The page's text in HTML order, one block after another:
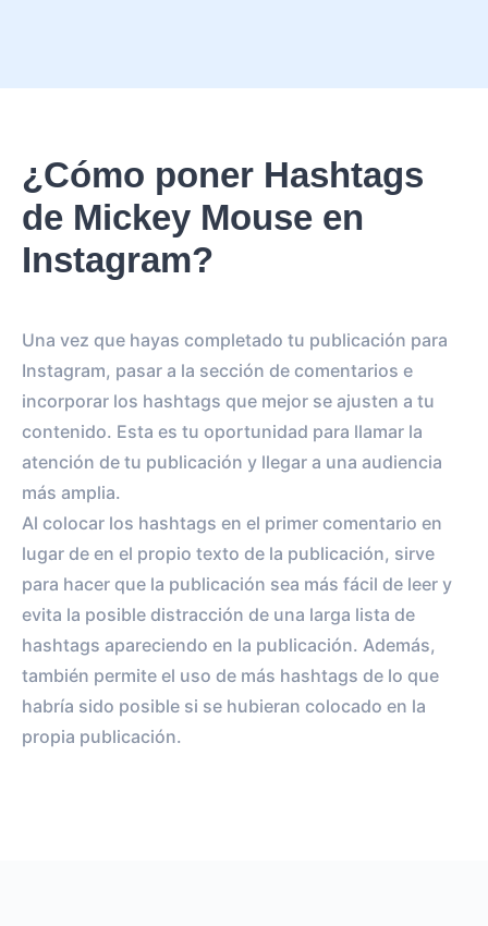
¿Cómo poner Hashtags
de Mickey Mouse en
Instagram?
Una vez que hayas completado tu publicación para
Instagram, pasar a la sección de comentarios e
incorporar los hashtags que mejor se ajusten a tu
contenido. Esta es tu oportunidad para llamar la
atención de tu publicación y llegar a una audiencia
más amplia.
Al colocar los hashtags en el primer comentario en
lugar de en el propio texto de la publicación, sirve
para hacer que la publicación sea más fácil de leer y
evita la posible distracción de una larga lista de
hashtags apareciendo en la publicación. Además,
también permite el uso de más hashtags de lo que
habría sido posible si se hubieran colocado en la
propia publicación.